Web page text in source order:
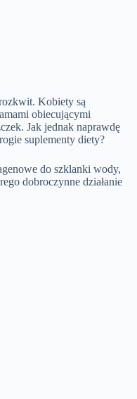
Kobiety są
obiecującymi
Jak jednak naprawdę
suplementy diety?
do szklanki wody,
dobroczynne działanie